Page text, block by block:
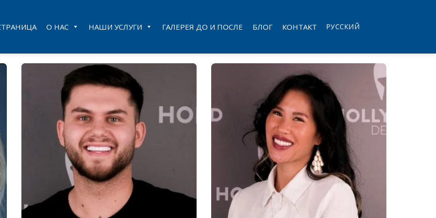
О НАС НАШИ УСЛУГИ ГАЛЕРЕЯ ДО И ПОСЛЕ БЛОГ КОНТАКТ РУССКИЙ